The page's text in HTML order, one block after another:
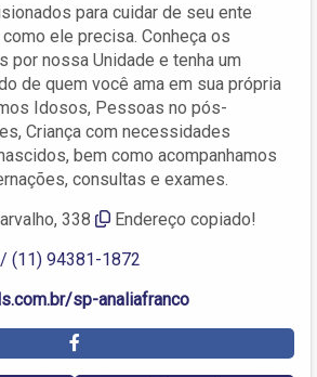
para cuidar de seu ente
ele precisa. Conheça os
por nossa Unidade e tenha um
de quem você ama em sua própria
Idosos, Pessoas no pós-
Criança com necessidades
bem como acompanhamos
consultas e exames.
338
Endereço copiado!
(11) 94381-1872
sp-analiafranco